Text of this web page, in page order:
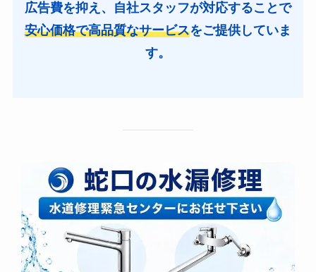
広告費を抑え、自社スタッフが対応することで
安心価格で高品質なサービスをご提供していま
す。